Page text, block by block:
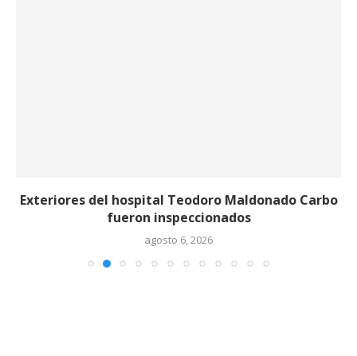
Exteriores del hospital Teodoro Maldonado Carbo
fueron inspeccionados
agosto 6, 2026